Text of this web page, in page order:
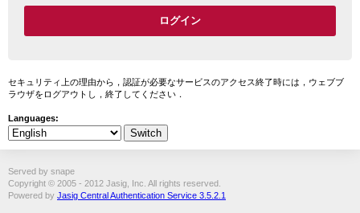
セキュリティ上の理由から，認証が必要なサービスのアクセス終了時には，ウェブブ
ラウザをログアウトし，終了してください．
Languages:
Served by snape
Copyright © 2005 - 2012 Jasig, Inc. All rights reserved.
Powered by Jasig Central Authentication Service 3.5.2.1